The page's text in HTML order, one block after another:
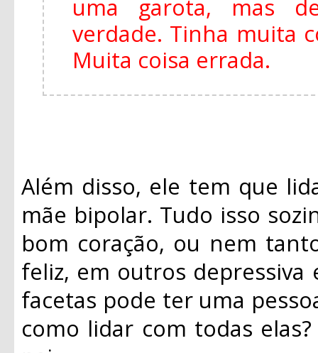
uma garota, mas
verdade. Tinha muita
Muita coisa errada.
Além disso, ele tem que
mãe bipolar. Tudo isso
bom coração, ou nem
feliz, em outros
facetas pode ter uma
como lidar com todas